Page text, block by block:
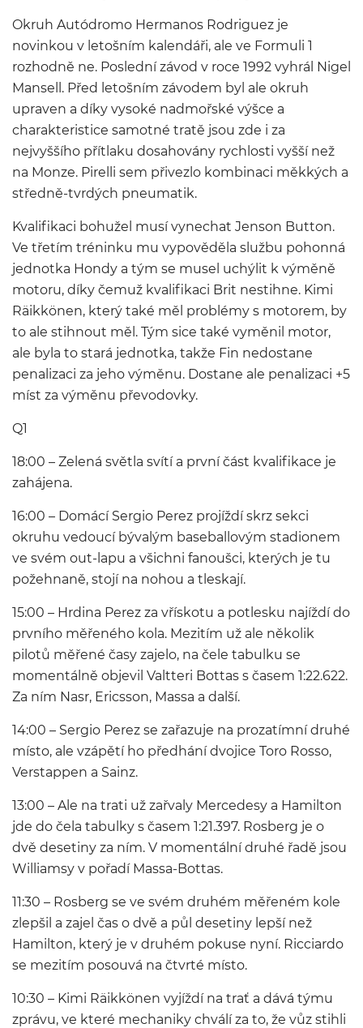
Okruh Autódromo Hermanos Rodriguez je
novinkou v letošním kalendáři, ale ve Formuli 1
rozhodně ne. Poslední závod v roce 1992 vyhrál Nigel
Mansell. Před letošním závodem byl ale okruh
upraven a díky vysoké nadmořské výšce a
charakteristice samotné tratě jsou zde i za
nejvyššího přítlaku dosahovány rychlosti vyšší než
na Monze. Pirelli sem přivezlo kombinaci měkkých a
středně-tvrdých pneumatik.
Kvalifikaci bohužel musí vynechat Jenson Button.
Ve třetím tréninku mu vypověděla službu pohonná
jednotka Hondy a tým se musel uchýlit k výměně
motoru, díky čemuž kvalifikaci Brit nestihne. Kimi
Räikkönen, který také měl problémy s motorem, by
to ale stihnout měl. Tým sice také vyměnil motor,
ale byla to stará jednotka, takže Fin nedostane
penalizaci za jeho výměnu. Dostane ale penalizaci +5
míst za výměnu převodovky.
Q1
18:00 – Zelená světla svítí a první část kvalifikace je
zahájena.
16:00 – Domácí Sergio Perez projíždí skrz sekci
okruhu vedoucí bývalým baseballovým stadionem
ve svém out-lapu a všichni fanoušci, kterých je tu
požehnaně, stojí na nohou a tleskají.
15:00 – Hrdina Perez za vřískotu a potlesku najíždí do
prvního měřeného kola. Mezitím už ale několik
pilotů měřené časy zajelo, na čele tabulku se
momentálně objevil Valtteri Bottas s časem 1:22.622.
Za ním Nasr, Ericsson, Massa a další.
14:00 – Sergio Perez se zařazuje na prozatímní druhé
místo, ale vzápětí ho předhání dvojice Toro Rosso,
Verstappen a Sainz.
13:00 – Ale na trati už zařvaly Mercedesy a Hamilton
jde do čela tabulky s časem 1:21.397. Rosberg je o
dvě desetiny za ním. V momentální druhé řadě jsou
Williamsy v pořadí Massa-Bottas.
11:30 – Rosberg se ve svém druhém měřeném kole
zlepšil a zajel čas o dvě a půl desetiny lepší než
Hamilton, který je v druhém pokuse nyní. Ricciardo
se mezitím posouvá na čtvrté místo.
10:30 – Kimi Räikkönen vyjíždí na trať a dává týmu
zprávu, ve které mechaniky chválí za to, že vůz stihli